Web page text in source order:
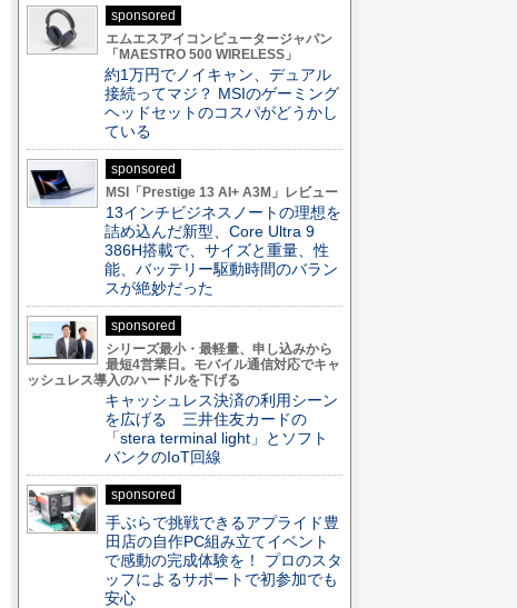
sponsored
エムエスアイコンピュータージャパン
「MAESTRO 500 WIRELESS」
約1万円でノイキャン、デュアル
接続ってマジ？ MSIのゲーミング
ヘッドセットのコスパがどうかし
ている
sponsored
MSI「Prestige 13 AI+ A3M」レビュー
13インチビジネスノートの理想を
詰め込んだ新型、Core Ultra 9
386H搭載で、サイズと重量、性
能、バッテリー駆動時間のバラン
スが絶妙だった
sponsored
シリーズ最小・最軽量、申し込みから
最短4営業日。モバイル通信対応でキャ
ッシュレス導入のハードルを下げる
キャッシュレス決済の利用シーン
を広げる 三井住友カードの
「stera terminal light」とソフト
バンクのIoT回線
sponsored
手ぶらで挑戦できるアプライド豊
田店の自作PC組み立てイベント
で感動の完成体験を！ プロのスタ
ッフによるサポートで初参加でも
安心